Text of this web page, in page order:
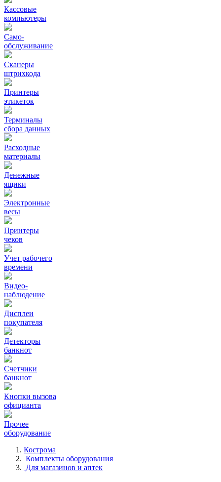
Кассовые
компьютеры
Само-
обслуживание
Сканеры
штрихкода
Принтеры
этикеток
Терминалы
сбора данных
Расходные
материалы
Денежные
ящики
Электронные
весы
Принтеры
чеков
Учет рабочего
времени
Видео‑
наблюдение
Дисплеи
покупателя
Детекторы
банкнот
Счетчики
банкнот
Кнопки вызова
официанта
Прочее
оборудование
Кострома
Комплекты оборудования
Для магазинов и аптек